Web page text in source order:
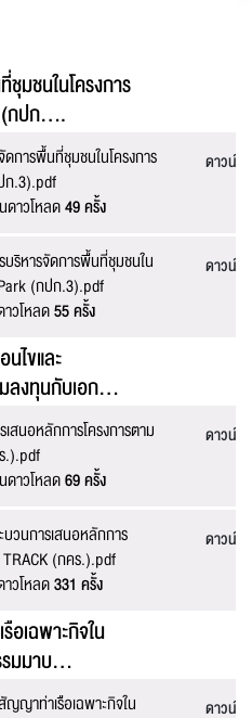
มชนในโครงการ
กปก....
การพื้นที่ชุมชนในโครงการ
.3).pdf
ดาวโหลด49 ครั้ง
ดาวน์โ
ริหารจัดการพื้นที่ชุมชนใน
(กปก.3).pdf
วโหลด55 ครั้ง
ดาวน์โ
ไขและ
ลงทุนกับเอก...
สนอหลักการโครงการตาม
.).pdf
ดาวโหลด69 ครั้ง
ดาวน์โ
วนการเสนอหลักการ
TRACK (กคร.).pdf
วโหลด331 ครั้ง
ดาวน์โ
เฉพาะกิจใน
มมาบ...
ญาท่าเรือเฉพาะกิจใน
ดาวน์โ